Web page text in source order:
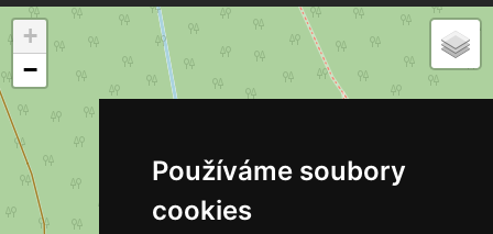
Používáme soubory
cookies
+
−